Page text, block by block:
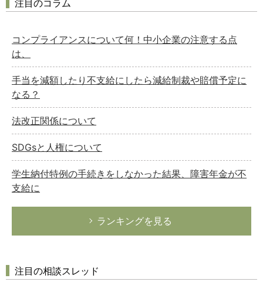
注目のコラム
コンプライアンスについて何！中小企業の注意する点
は、
手当を減額したり不支給にしたら減給制裁や賠償予定に
なる？
法改正関係について
SDGsと人権について
学生納付特例の手続きをしなかった結果、障害年金が不
支給に
ランキングを見る
注目の相談スレッド